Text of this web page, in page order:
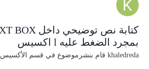
بمجرد الضغط عليه l اكسيس
khaledreda قام بنشرموضوع في قسم الأكسيس Access